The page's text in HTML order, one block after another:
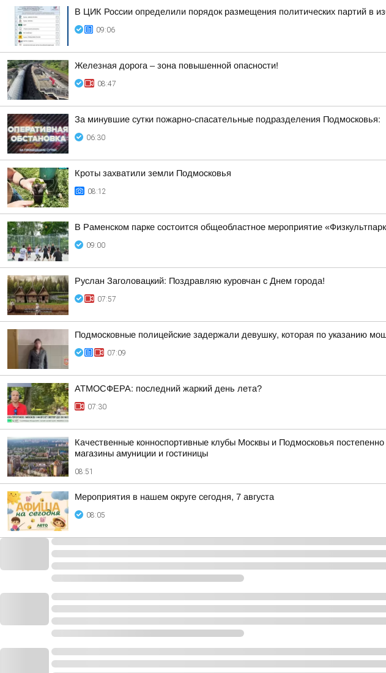
В ЦИК России определили порядок размещения политических партий в
09:06
Железная дорога – зона повышенной опасности!
08:47
За минувшие сутки пожарно-спасательные подразделения Подмосковья:
06:30
Кроты захватили земли Подмосковья
08:12
В Раменском парке состоится общеобластное мероприятие
09:00
Руслан Заголовацкий: Поздравляю куровчан с Днем города!
07:57
Подмосковные полицейские задержали девушку, которая по указанию
07:09
АТМОСФЕРА: последний жаркий день лета?
07:30
Качественные конноспортивные клубы Москвы и Подмосковья
магазины амуниции и гостиницы
08:51
Мероприятия в нашем округе сегодня, 7 августа
08:05